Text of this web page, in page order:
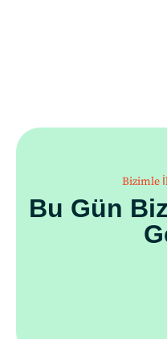
Bizimle
Bu Gün